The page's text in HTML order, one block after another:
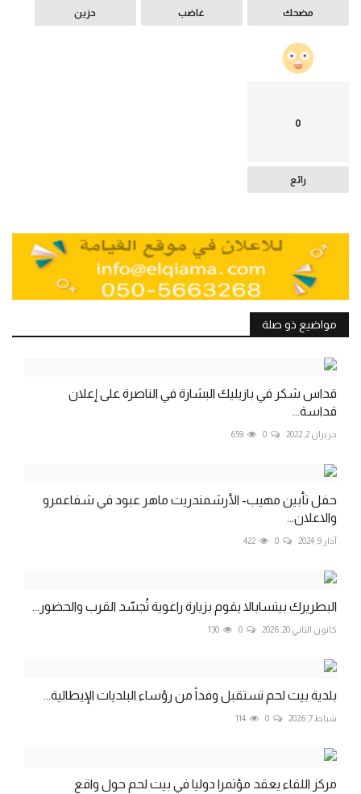
مضحك غاضب حزين
0
رائع
مواضيع ذو صلة
قداس شكر في بازيليك البشارة في الناصرة على إعلان
قداسة...
حزيران 2, 2022 0
659
حفل تأبين مهيب- الأرشمندريت ماهر عبود في شفاعمرو
والاعلان...
آذار 9, 2024 0
422
البطريرك بيتسابالا يقوم بزيارة راعوية تُجسّد القرب والحضور...
كانون الثاني 20, 2026 0
130
بلدية بيت لحم تستقبل وفداً من رؤساء البلديات الإيطالية...
شباط 7, 2026 0
114
مركز اللقاء يعقد مؤتمرا دوليا في بيت لحم حول واقع